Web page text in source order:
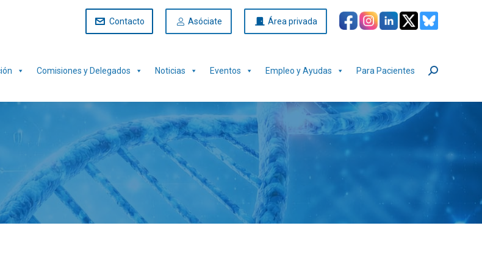
Contacto Asóciate Área privada
Comisiones y Delegados Noticias Eventos Empleo y Ayudas Para Pacientes Buscar: